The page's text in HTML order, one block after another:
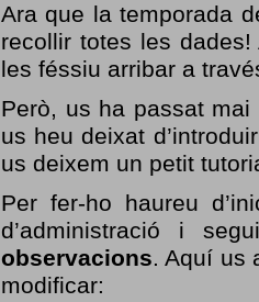
Ara que la temporada
recollir totes les
les féssiu arribar a
Però, us ha passat
us heu deixat
us deixem un petit
Per fer-ho haureu
d’administració i
observacions. Aquí us
modificar: